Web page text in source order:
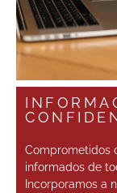
Comprometidos
informados de
Incorporamos a